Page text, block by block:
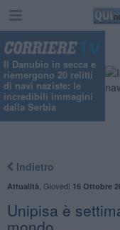
Il Danubio in secca e
riemergono 20 relitti
di navi naziste: le
incredibili immagini
dalla Serbia
Indietro
Attualità Giovedì 16 Ottobre
Unipisa è